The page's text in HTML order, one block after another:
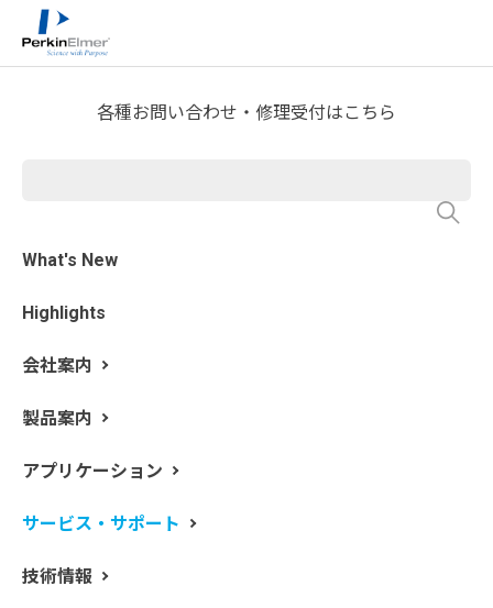
各種お問い合わせ・修理受付はこちら
What's New
Highlights
会社案内
製品案内
アプリケーション
サービス・サポート
技術情報
ホーム
分析屋さんが言いたがらない 分析のテクニックあれこ
れ
の定量方法について触れました。今回は、ピークの定量
ら未知試料の濃度や成分量を予想する方法について書き
呼びます。単一の変数を使って回帰直線を作成するの
回帰直線を作成する方法が多変量回帰分析です。多変量
検量線とは？